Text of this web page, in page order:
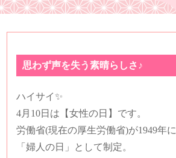
思わず声を失う素晴らしさ♪
ハイサイ✨
4月10日は【女性の日 】です。
労働省(現在の厚生労働省)が1949年に
「婦人の日」として制定。